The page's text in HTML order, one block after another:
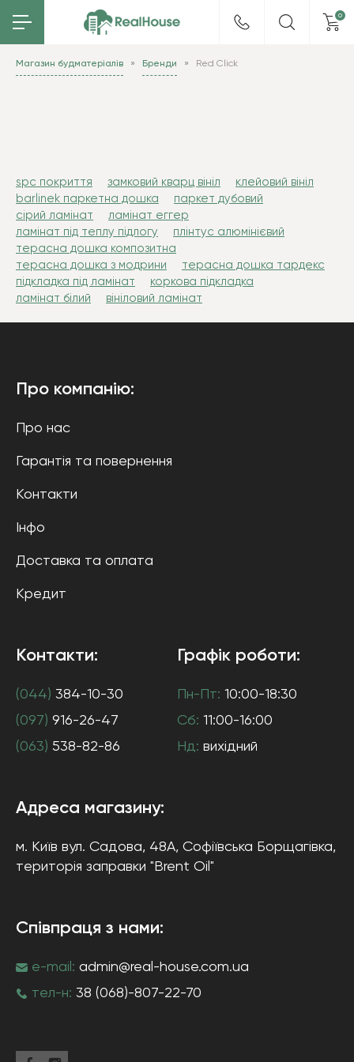
0
Магазин будматеріалів Бренди Red Click
spc покриття замковий кварц вініл
клейовий вініл
barlinek паркетна дошка
паркет дубовий
сірий ламінат
ламінат еггер
ламінат під теплу підлогу
плінтус алюмінієвий
терасна дошка композитна
терасна дошка з модрини
терасна дошка тардекс
підкладка під ламінат
коркова підкладка
ламінат білий
вініловий ламінат
Про компанію:
Про нас
Гарантія та повернення
Контакти
Інфо
Доставка та оплата
Кредит
Контакти:
(044) 384-10-30
(097) 916-26-47
(063) 538-82-86
Графік роботи:
Пн-Пт: 10:00-18:30
Сб: 11:00-16:00
Нд: вихідний
Адреса магазину:
м. Київ вул. Садова, 48А, Софіївська Борщагівка,
територія заправки "Brent Oil"
Співпраця з нами:
e-mail: admin@real-house.com.ua
тел-н: 38 (068)-807-22-70